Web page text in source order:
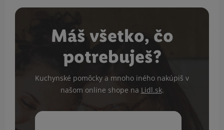
Máš všetko, čo
potrebuješ?
Kuchynské pomôcky a mnoho iného nakúpiš v
našom online shope na Lidl.sk.